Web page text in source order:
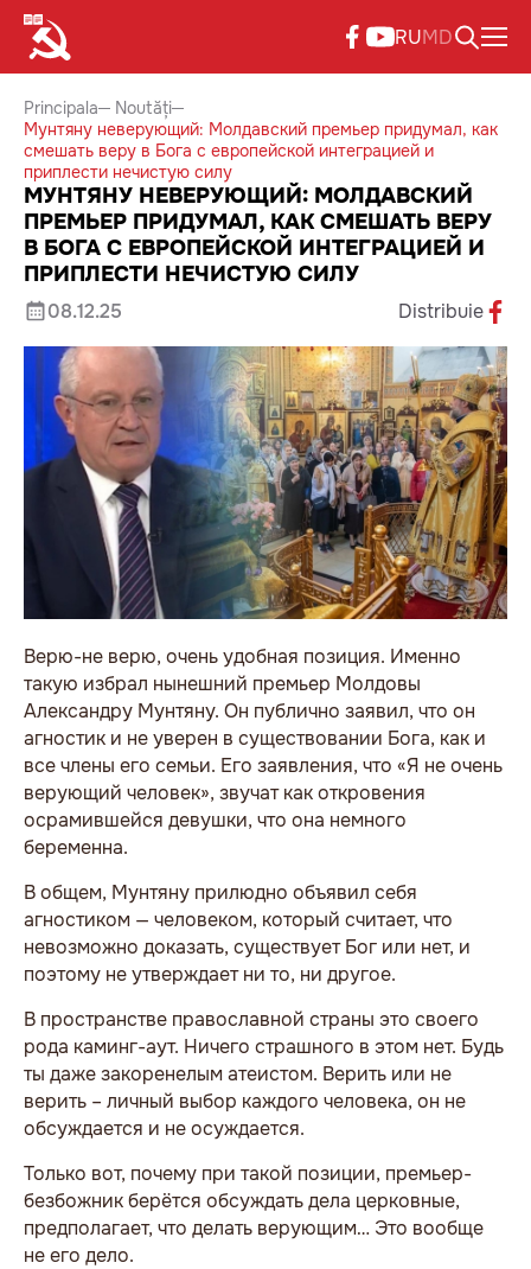
RUMD
Principala
Noutăți
Мунтяну неверующий: Молдавский премьер придумал, как
смешать веру в Бога с европейской интеграцией и
приплести нечистую силу
МУНТЯНУ НЕВЕРУЮЩИЙ: МОЛДАВСКИЙ
ПРЕМЬЕР ПРИДУМАЛ, КАК СМЕШАТЬ ВЕРУ
В БОГА С ЕВРОПЕЙСКОЙ ИНТЕГРАЦИЕЙ И
ПРИПЛЕСТИ НЕЧИСТУЮ СИЛУ
08.12.25 Distribuie
Верю-не верю, очень удобная позиция. Именно
такую избрал нынешний премьер Молдовы
Александру Мунтяну. Он публично заявил, что он
агностик и не уверен в существовании Бога, как и
все члены его семьи. Его заявления, что «Я не очень
верующий человек», звучат как откровения
осрамившейся девушки, что она немного
беременна.
В общем, Мунтяну прилюдно объявил себя
агностиком — человеком, который считает, что
невозможно доказать, существует Бог или нет, и
поэтому не утверждает ни то, ни другое.
В пространстве православной страны это своего
рода каминг-аут. Ничего страшного в этом нет. Будь
ты даже закоренелым атеистом. Верить или не
верить – личный выбор каждого человека, он не
обсуждается и не осуждается.
Только вот, почему при такой позиции, премьер-
безбожник берётся обсуждать дела церковные,
предполагает, что делать верующим… Это вообще
не его дело.